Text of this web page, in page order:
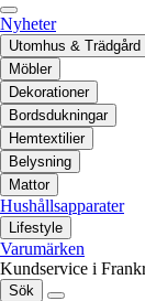
Nyheter
Utomhus & Trädgård
Möbler
Dekorationer
Bordsdukningar
Hemtextilier
Belysning
Mattor
Hushållsapparater
Lifestyle
Varumärken
Kundservice i
Sök